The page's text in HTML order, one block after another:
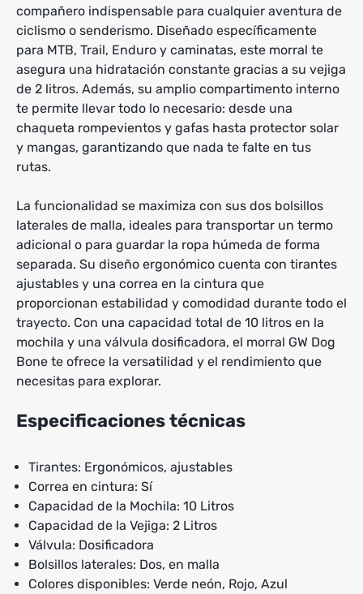
compañero indispensable para cualquier aventura de
ciclismo o senderismo. Diseñado específicamente
para MTB, Trail, Enduro y caminatas, este morral te
asegura una hidratación constante gracias a su vejiga
de 2 litros. Además, su amplio compartimento interno
te permite llevar todo lo necesario: desde una
chaqueta rompevientos y gafas hasta protector solar
y mangas, garantizando que nada te falte en tus
rutas.
La funcionalidad se maximiza con sus dos bolsillos
laterales de malla, ideales para transportar un termo
adicional o para guardar la ropa húmeda de forma
separada. Su diseño ergonómico cuenta con tirantes
ajustables y una correa en la cintura que
proporcionan estabilidad y comodidad durante todo el
trayecto. Con una capacidad total de 10 litros en la
mochila y una válvula dosificadora, el morral GW Dog
Bone te ofrece la versatilidad y el rendimiento que
necesitas para explorar.
Especificaciones técnicas
Tirantes: Ergonómicos, ajustables
Correa en cintura: Sí
Capacidad de la Mochila: 10 Litros
Capacidad de la Vejiga: 2 Litros
Válvula: Dosificadora
Bolsillos laterales: Dos, en malla
Colores disponibles: Verde neón, Rojo, Azul